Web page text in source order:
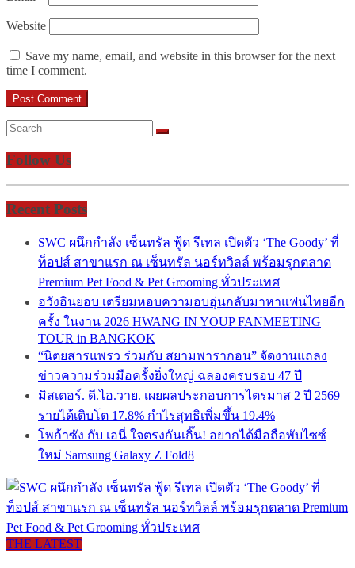
Website
Save my name, email, and website in this browser for the next
time I comment.
Follow Us
Recent Posts
SWC ผนึกกำลัง เซ็นทรัล ฟู้ด รีเทล เปิดตัว ‘The Goody’ ที่
ท็อปส์ สาขาแรก ณ เซ็นทรัล นอร์ทวิลล์ พร้อมรุกตลาด
Premium Pet Food & Pet Grooming ทั่วประเทศ
ฮวังอินยอบ เตรียมหอบความอบอุ่นกลับมาหาแฟนไทยอีก
ครั้ง ในงาน 2026 HWANG IN YOUP FANMEETING
TOUR in BANGKOK
“นิตยสารแพรว ร่วมกับ สยามพารากอน” จัดงานแถลง
ข่าวความร่วมมือครั้งยิ่งใหญ่ ฉลองครบรอบ 47 ปี
มิสเตอร์. ดี.ไอ.วาย. เผยผลประกอบการไตรมาส 2 ปี 2569
รายได้เติบโต 17.8% กำไรสุทธิเพิ่มขึ้น 19.4%
โพก้าซัง กับ เอนี่ ใจตรงกันเกิ๊น! อยากได้มือถือพับไซซ์
ใหม่ Samsung Galaxy Z Fold8
THE LATEST